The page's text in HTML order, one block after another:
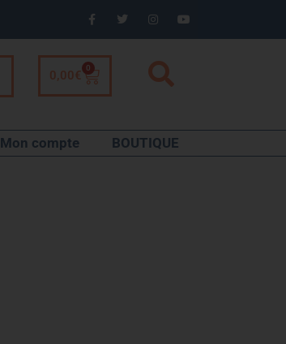
0,00€
0
Mon compte BOUTIQUE